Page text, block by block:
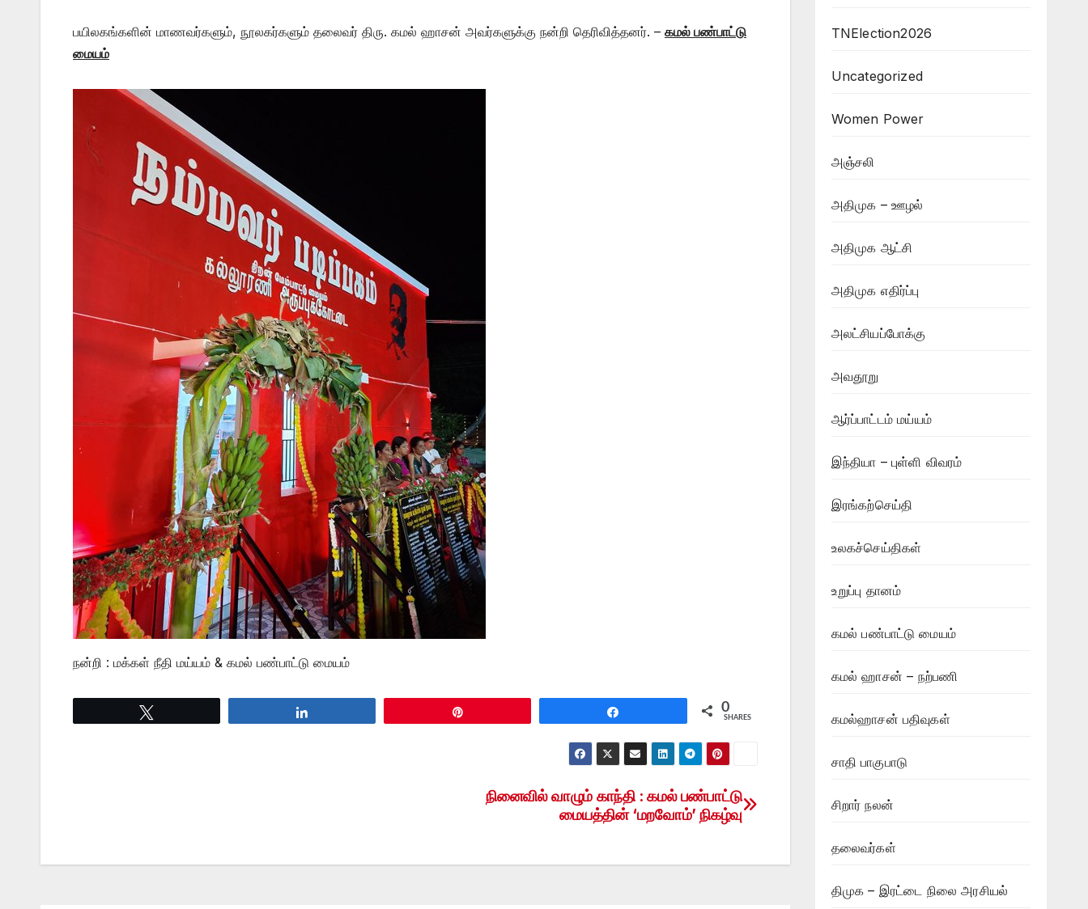
பயிலகங்களின் மாணவர்களும், நூலகர்களும் தலைவர் திரு. கமல் ஹாசன் அவர்களுக்கு நன்றி தெரிவித்தனர். – கமல் பண்பாட்டு
மையம்
நன்றி : மக்கள் நீதி மய்யம் & கமல் பண்பாட்டு மையம்
0
SHARES
நினைவில் வாழும் காந்தி : கமல் பண்பாட்டு
மையத்தின் ‘மறவோம்’ நிகழ்வு
TNElection2026
Uncategorized
Women Power
அஞ்சலி
அதிமுக – ஊழல்
அதிமுக ஆட்சி
அதிமுக எதிர்ப்பு
அலட்சியப்போக்கு
அவதூறு
ஆர்ப்பாட்டம் மய்யம்
இந்தியா – புள்ளி விவரம்
இரங்கற்செய்தி
உலகச்செய்திகள்
உறுப்பு தானம்
கமல் பண்பாட்டு மையம்
கமல் ஹாசன் – நற்பணி
கமல்ஹாசன் பதிவுகள்
சாதி பாகுபாடு
சிறார் நலன்
தலைவர்கள்
திமுக – இரட்டை நிலை அரசியல்